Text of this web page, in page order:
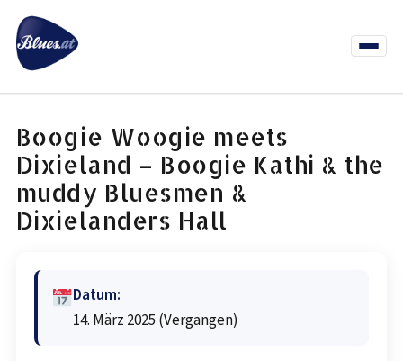
Inhalt
springen
Menü
Boogie Woogie meets
Dixieland – Boogie Kathi & the
muddy Bluesmen &
Dixielanders Hall
Datum:
14. März 2025 (Vergangen)